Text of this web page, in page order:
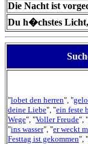
Die Nacht ist
Du h�chstes
"lobet den herren", "
deine Liebe", "ein feste
Wege", "Voller Freude", "
"ins wasser", "er weckt
Festtag ist gekommen", "